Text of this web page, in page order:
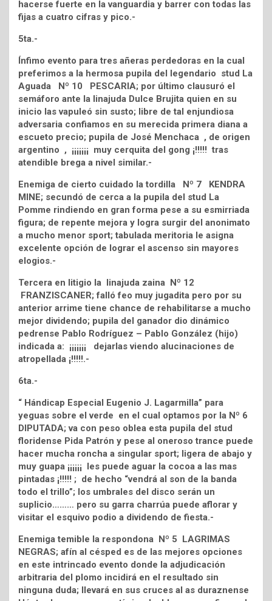
hacerse fuerte en la vanguardia y barrer con todas las
fijas a cuatro cifras y pico.-
5ta.-
Ínfimo evento para tres añeras perdedoras en la cual
preferimos a la hermosa pupila del legendario stud La
Aguada Nº 10 PESCARIA; por último clausuró el
semáforo ante la linajuda Dulce Brujita quien en su
inicio las vapuleó sin susto; libre de tal enjundiosa
adversaria confiamos en su merecida primera diana a
escueto precio; pupila de José Menchaca , de origen
argentino , ¡¡¡¡¡¡¡ muy cerquita del gong ¡!!!!! tras
atendible brega a nivel similar.-
Enemiga de cierto cuidado la tordilla Nº 7 KENDRA
MINE; secundó de cerca a la pupila del stud La
Pomme rindiendo en gran forma pese a su esmirriada
figura; de repente mejora y logra surgir del anonimato
a mucho menor sport; tabulada meritoria le asigna
excelente opción de lograr el ascenso sin mayores
elogios.-
Tercera en litigio la linajuda zaina Nº 12
FRANZISCANER; falló feo muy jugadita pero por su
anterior arrime tiene chance de rehabilitarse a mucho
mejor dividendo; pupila del ganador dio dinámico
pedrense Pablo Rodríguez – Pablo González (hijo)
indicada a: ¡¡¡¡¡¡¡ dejarlas viendo alucinaciones de
atropellada ¡!!!!!.-
6ta.-
“ Hándicap Especial Eugenio J. Lagarmilla” para
yeguas sobre el verde en el cual optamos por la Nº 6
DIPUTADA; va con peso oblea esta pupila del stud
floridense Pida Patrón y pese al oneroso trance puede
hacer mucha roncha a singular sport; ligera de abajo y
muy guapa ¡¡¡¡¡¡ les puede aguar la cocoa a las mas
pintadas ¡!!!!! ; de hecho “vendrá al son de la banda
todo el trillo”; los umbrales del disco serán un
suplicio……… pero su garra charrúa puede aflorar y
visitar el esquivo podio a dividendo de fiesta.-
Enemiga temible la respondona Nº 5 LAGRIMAS
NEGRAS; afín al césped es de las mejores opciones
en este intrincado evento donde la adjudicación
arbitraria del plomo incidirá en el resultado sin
ninguna duda; llevará en sus cruces al as duraznense